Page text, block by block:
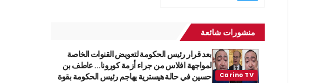
منشورات شائعة
بعد قرار رئيس الحكومة لتعويض القنوات الخاصة
لمواجهة افلاس من جراء أزمة كورونا... عاطف بن
حسين في حالة هيسترية يهاجم رئيس الحكومة بقوة